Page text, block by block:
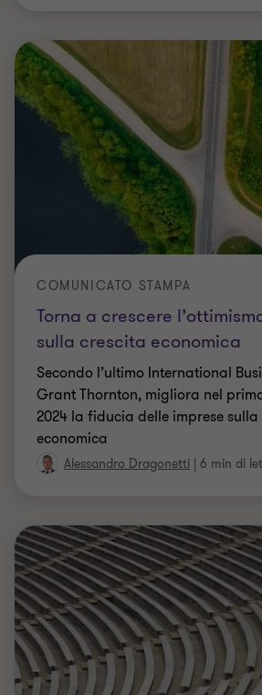
Torna a crescere
sulla crescita economica
COMUNICATO STAMPA
Secondo l’ultimo International
Grant Thornton, migliora nel
2024 la fiducia delle imprese
economica
Alessandro Dragonetti | 6 min di